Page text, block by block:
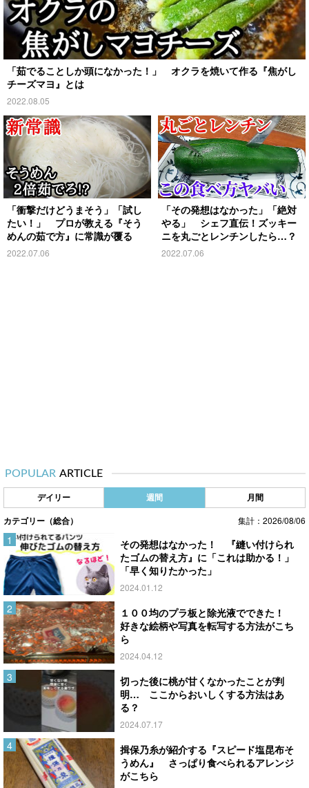
「茹でることしか頭になかった！」 オクラを焼いて作る『焦がし
チーズマヨ』とは
2022.08.05
「衝撃だけどうまそう」「試し
たい！」 プロが教える『そう
めんの茹で方』に常識が覆る
2022.07.06
「その発想はなかった」「絶対
やる」 シェフ直伝！ズッキー
ニを丸ごとレンチンしたら…？
2022.07.06
POPULAR ARTICLE
デイリー 週間 月間
カテゴリー（総合） 集計：2026/08/06
その発想はなかった！ 『縫い付けられ
たゴムの替え方』に「これは助かる！」
「早く知りたかった」
2024.01.12
１００均のプラ板と除光液でできた！
好きな絵柄や写真を転写する方法がこち
ら
2024.04.12
切った後に桃が甘くなかったことが判
明… ここからおいしくする方法はあ
る？
2024.07.17
揖保乃糸が紹介する『スピード塩昆布そ
うめん』 さっぱり食べられるアレンジ
がこちら